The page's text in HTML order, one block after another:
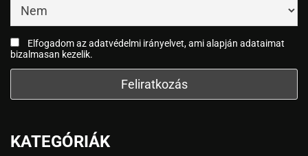
Elfogadom az adatvédelmi irányelvet, ami alapján adataimat
bizalmasan kezelik.
KATEGÓRIÁK